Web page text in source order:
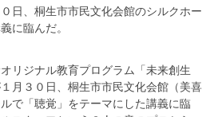
日、桐生市市民文化会館のシルクホー
に臨んだ。
リジナル教育プログラム「未来創生
月３０日、桐生市市民文化会館（美喜
で「聴覚」をテーマにした講義に臨